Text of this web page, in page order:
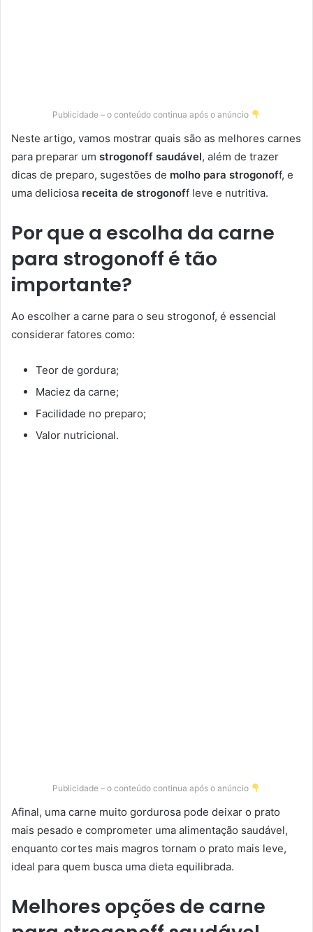
Publicidade – o conteúdo continua após o anúncio
Neste artigo, vamos mostrar quais são as melhores carnes
para preparar um strogonoff saudável, além de trazer
dicas de preparo, sugestões de molho para strogonoff, e
uma deliciosa receita de strogonoff leve e nutritiva.
Por que a escolha da carne
para strogonoff é tão
importante?
Ao escolher a carne para o seu strogonof, é essencial
considerar fatores como:
Teor de gordura;
Maciez da carne;
Facilidade no preparo;
Valor nutricional.
Publicidade – o conteúdo continua após o anúncio
Afinal, uma carne muito gordurosa pode deixar o prato
mais pesado e comprometer uma alimentação saudável,
enquanto cortes mais magros tornam o prato mais leve,
ideal para quem busca uma dieta equilibrada.
Melhores opções de carne